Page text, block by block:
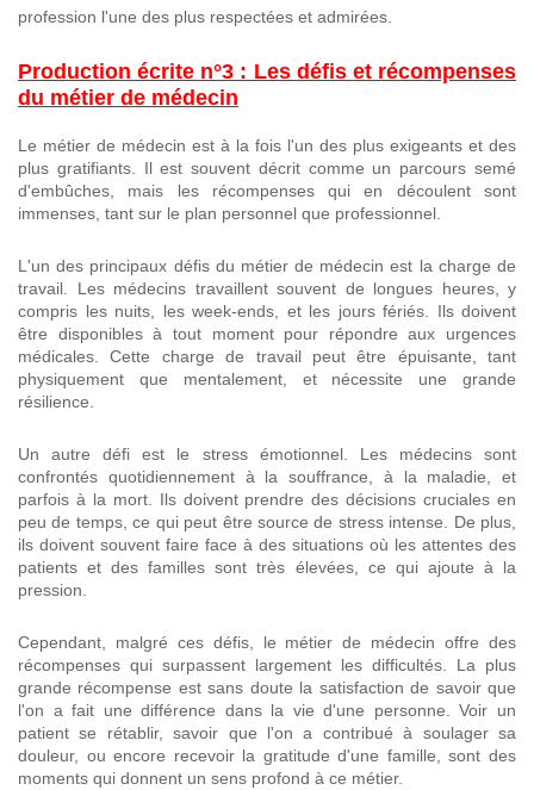
profession l'une des plus respectées et admirées.
Production écrite n°3 : Les défis et récompenses
du métier de médecin
Le métier de médecin est à la fois l'un des plus exigeants et des
plus gratifiants. Il est souvent décrit comme un parcours semé
d'embûches, mais les récompenses qui en découlent sont
immenses, tant sur le plan personnel que professionnel.
L'un des principaux défis du métier de médecin est la charge de
travail. Les médecins travaillent souvent de longues heures, y
compris les nuits, les week-ends, et les jours fériés. Ils doivent
être disponibles à tout moment pour répondre aux urgences
médicales. Cette charge de travail peut être épuisante, tant
physiquement que mentalement, et nécessite une grande
résilience.
Un autre défi est le stress émotionnel. Les médecins sont
confrontés quotidiennement à la souffrance, à la maladie, et
parfois à la mort. Ils doivent prendre des décisions cruciales en
peu de temps, ce qui peut être source de stress intense. De plus,
ils doivent souvent faire face à des situations où les attentes des
patients et des familles sont très élevées, ce qui ajoute à la
pression.
Cependant, malgré ces défis, le métier de médecin offre des
récompenses qui surpassent largement les difficultés. La plus
grande récompense est sans doute la satisfaction de savoir que
l'on a fait une différence dans la vie d'une personne. Voir un
patient se rétablir, savoir que l'on a contribué à soulager sa
douleur, ou encore recevoir la gratitude d'une famille, sont des
moments qui donnent un sens profond à ce métier.